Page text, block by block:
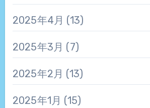
2025年4月 (13)
2025年3月 (7)
2025年2月 (13)
2025年1月 (15)